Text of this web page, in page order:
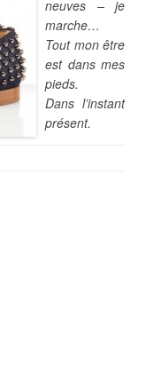
neuves – je
marche…
Tout mon être
est dans mes
pieds.
Dans l’instant
présent.